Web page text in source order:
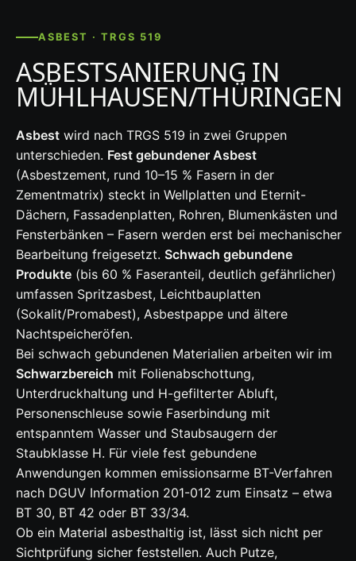
ASBEST · TRGS 519
ASBESTSANIERUNG IN
MÜHLHAUSEN/THÜRINGEN
Asbest wird nach TRGS 519 in zwei Gruppen
unterschieden. Fest gebundener Asbest
(Asbestzement, rund 10–15 % Fasern in der
Zementmatrix) steckt in Wellplatten und Eternit-
Dächern, Fassadenplatten, Rohren, Blumenkästen und
Fensterbänken – Fasern werden erst bei mechanischer
Bearbeitung freigesetzt. Schwach gebundene
Produkte (bis 60 % Faseranteil, deutlich gefährlicher)
umfassen Spritzasbest, Leichtbauplatten
(Sokalit/Promabest), Asbestpappe und ältere
Nachtspeicheröfen.
Bei schwach gebundenen Materialien arbeiten wir im
Schwarzbereich mit Folienabschottung,
Unterdruckhaltung und H-gefilterter Abluft,
Personenschleuse sowie Faserbindung mit
entspanntem Wasser und Staubsaugern der
Staubklasse H. Für viele fest gebundene
Anwendungen kommen emissionsarme BT-Verfahren
nach DGUV Information 201-012 zum Einsatz – etwa
BT 30, BT 42 oder BT 33/34.
Ob ein Material asbesthaltig ist, lässt sich nicht per
Sichtprüfung sicher feststellen. Auch Putze,